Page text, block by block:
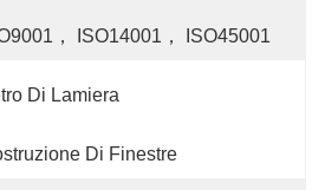
， ISO14001， ISO45001
Di Lamiera
Di Finestre